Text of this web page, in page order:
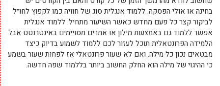
בחינה או אולי הפסקה. ללמוד אנגלית סוג של חוויה כמו לקפוץ לחו״ל
לביקור קצר כל פעם מחדש כאשר השיעור מתחיל. ללמוד אנגלית
אפשר ללמוד גם באמצעות מילון או אתרים מסויימים באינטרנטט אבל
הלמידה הפרונטאלית תוכל לעזור לכם ללמוד לשמוע בדיוק כיצד
מבטאים נכון כל מילה. ואם לא שעור פרונטאלי אז לפחות שעור בשמע
כי ההיגוי של מילה הוא החלק החשוב ביותר בללמוד שפה חדשה.